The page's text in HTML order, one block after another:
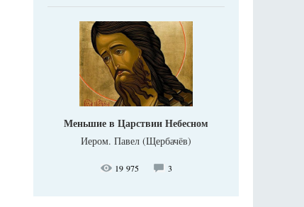
Меньшие в Царствии Небесном
Иером. Павел (Щербачёв)
19 975 3